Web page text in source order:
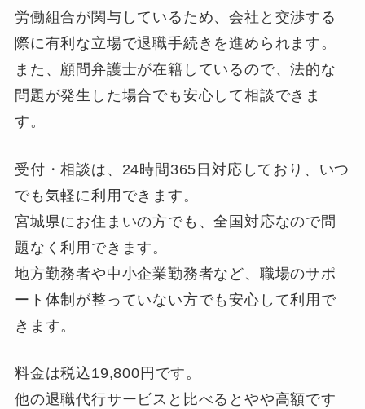
労働組合が関与しているため、会社と交渉する
際に有利な立場で退職手続きを進められます。
また、顧問弁護士が在籍しているので、法的な
問題が発生した場合でも安心して相談できま
す。
受付・相談は、24時間365日対応しており、いつ
でも気軽に利用できます。
宮城県にお住まいの方でも、全国対応なので問
題なく利用できます。
地方勤務者や中小企業勤務者など、職場のサポ
ート体制が整っていない方でも安心して利用で
きます。
料金は税込19,800円です。
他の退職代行サービスと比べるとやや高額です